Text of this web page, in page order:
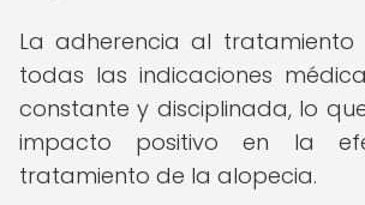
La adherencia al tratamiento
todas las indicaciones
constante y disciplinada, lo
impacto positivo en la
tratamiento de la alopecia.